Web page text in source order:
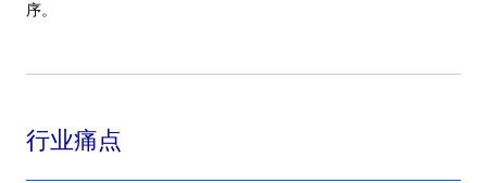
序。
行业痛点